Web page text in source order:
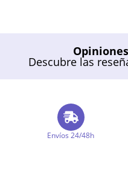
Descubre las
Envíos 24/48h